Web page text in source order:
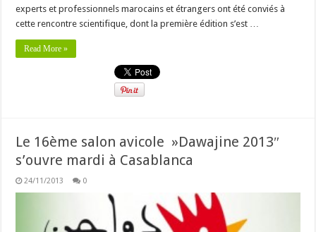
experts et professionnels marocains et étrangers ont été conviés à
cette rencontre scientifique, dont la première édition s’est …
Read More »
Le 16ème salon avicole »Dawajine 2013″
s’ouvre mardi à Casablanca
24/11/2013 0